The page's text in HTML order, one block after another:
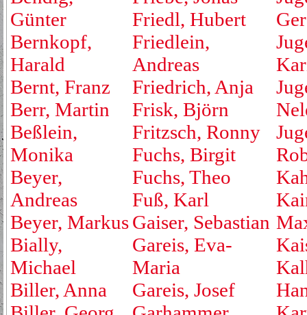
Günter
Bernkopf,
Harald
Bernt, Franz
Berr, Martin
Beßlein,
Monika
Beyer,
Andreas
Beyer, Markus
Bially,
Michael
Biller, Anna
Friedl, Hubert
Friedlein,
Andreas
Friedrich, Anja
Frisk, Björn
Fritzsch, Ronny
Fuchs, Birgit
Fuchs, Theo
Fuß, Karl
Gaiser, Sebastian
Gareis, Eva-
Maria
Gareis, Josef